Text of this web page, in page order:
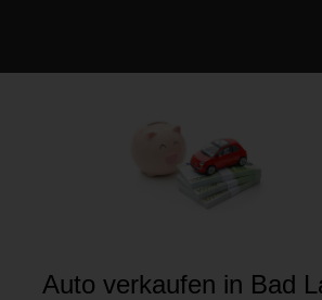
Auto verkaufen in Bad